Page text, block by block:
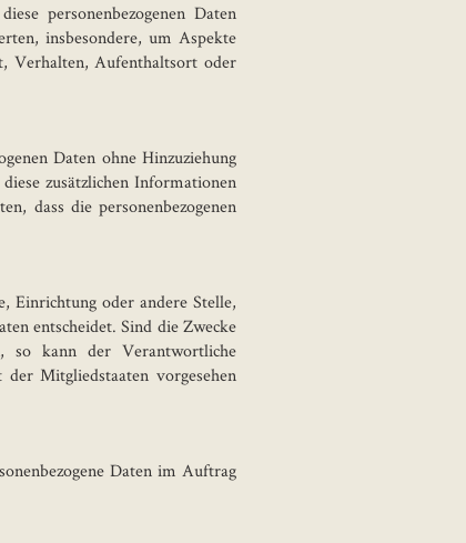
personenbezogenen Daten
insbesondere, um Aspekte
Verhalten, Aufenthaltsort oder
Daten ohne Hinzuziehung
zusätzlichen Informationen
dass die personenbezogenen
Einrichtung oder andere Stelle,
entscheidet. Sind die Zwecke
so kann der Verantwortliche
Mitgliedstaaten vorgesehen
Daten im Auftrag